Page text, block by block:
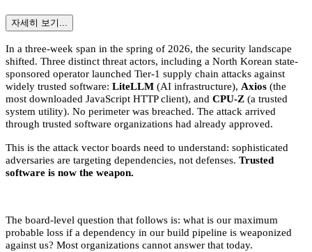
자세히 보기...
In a three-week span in the spring of 2026, the security landscape
shifted. Three distinct threat actors, including a North Korean state-
sponsored operator launched Tier-1 supply chain attacks against
widely trusted software: LiteLLM (AI infrastructure), Axios (the
most downloaded JavaScript HTTP client), and CPU-Z (a trusted
system utility). No perimeter was breached. The attack arrived
through trusted software organizations had already approved.
This is the attack vector boards need to understand: sophisticated
adversaries are targeting dependencies, not defenses. Trusted
software is now the weapon.
The board-level question that follows is: what is our maximum
probable loss if a dependency in our build pipeline is weaponized
against us? Most organizations cannot answer that today.